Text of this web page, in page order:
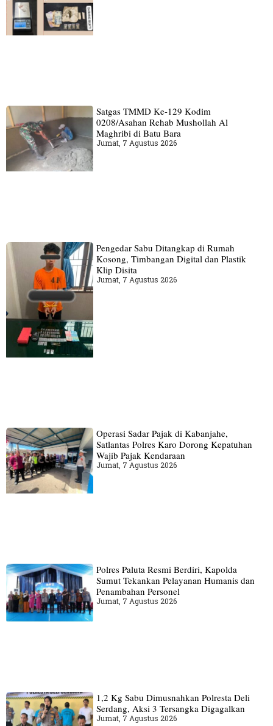
Satgas TMMD Ke-129 Kodim
0208/Asahan Rehab Mushollah Al
Maghribi di Batu Bara
Jumat, 7 Agustus 2026
Pengedar Sabu Ditangkap di Rumah
Kosong, Timbangan Digital dan Plastik
Klip Disita
Jumat, 7 Agustus 2026
Operasi Sadar Pajak di Kabanjahe,
Satlantas Polres Karo Dorong Kepatuhan
Wajib Pajak Kendaraan
Jumat, 7 Agustus 2026
Polres Paluta Resmi Berdiri, Kapolda
Sumut Tekankan Pelayanan Humanis dan
Penambahan Personel
Jumat, 7 Agustus 2026
1,2 Kg Sabu Dimusnahkan Polresta Deli
Serdang, Aksi 3 Tersangka Digagalkan
Jumat, 7 Agustus 2026